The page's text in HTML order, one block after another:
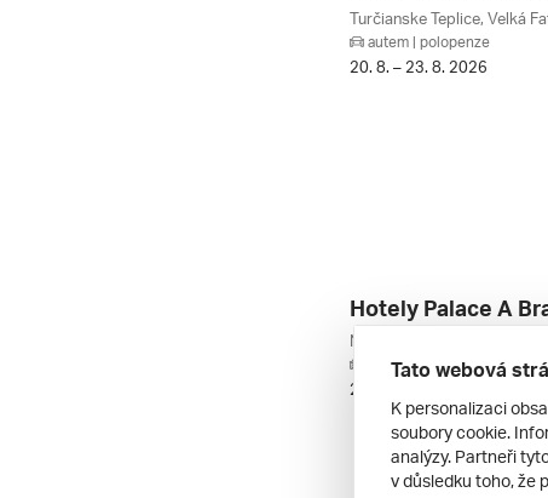
autem | polopenze
20. 8. – 23. 8. 2026
autem | polopenze
20. 8. – 23. 8. 2026
Tato webová
K personalizaci
soubory cookie.
analýzy. Partneři
v důsledku toho, že